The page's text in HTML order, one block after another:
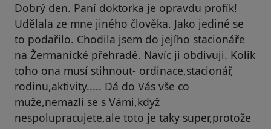
Dobrý den. Paní doktorka je opravdu profík!
Udělala ze mne jiného člověka. Jako jediné se
to podařilo. Chodila jsem do jejího stacionáře
na Žermanické přehradě. Navíc ji obdivuji. Kolik
toho ona musí stihnout- ordinace,stacionář,
rodinu,aktivity..... Dá do Vás vše co
muže,nemazli se s Vámi,když
nespolupracujete,ale toto je taky super,protože